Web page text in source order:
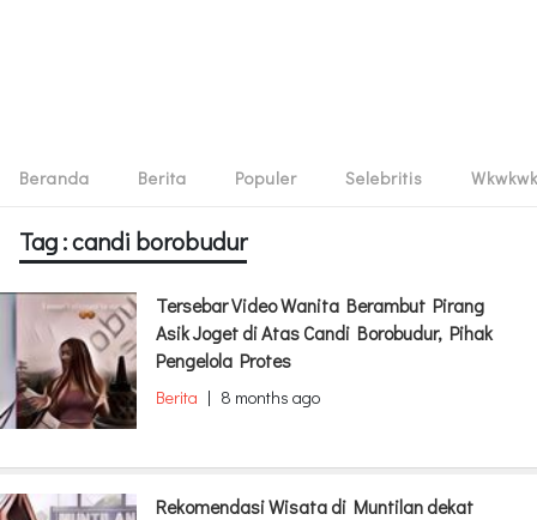
Beranda Berita Populer Selebritis Wkwkwk
Tag : candi borobudur
Tersebar Video Wanita Berambut Pirang
Asik Joget di Atas Candi Borobudur, Pihak
Pengelola Protes
Berita | 8 months ago
Rekomendasi Wisata di Muntilan dekat